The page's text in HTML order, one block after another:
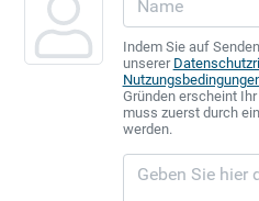
Indem Sie auf
unserer
Gründen erscheint
muss zuerst durch
werden.